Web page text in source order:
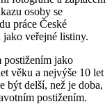
osoby se
práce České
veřejné listiny.
postižením jako
věku a nejvýše 10 let
být delší, než je doba,
postižením.